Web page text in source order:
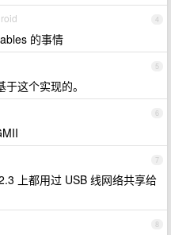
4
的事情
5
这个实现的。
6
7
上都用过 USB 线网络共享给
8